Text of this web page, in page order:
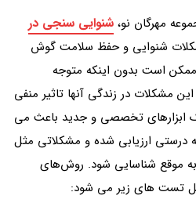
مهرگان نو، شنوایی سنجی در
شنوایی و حفظ سلامت گوش
ممکن است بدون اینکه متوجه
مشکلات در زندگی آنها تاثیر منفی
ابزارهای تخصصی و جدید باعث می
درستی ارزیابی شده و مشکلاتی مثل
موقع شناسایی شود. روش‌های
تست های زیر می شود: